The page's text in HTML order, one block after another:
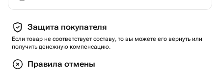
Защита покупателя
Если товар не соответствует составу, то вы можете его вернуть или
получить денежную компенсацию.
Правила отмены